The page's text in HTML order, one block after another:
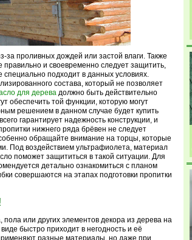
за проливных дождей или застой влаги. Также
и своевременно следует защитить,
подходит в данных условиях.
состава, который не позволяет
для дерева должно быть действительно
обеспечить той функции, которую могут
решением в данном случае будет купить
гарантирует надежность конструкции, и
нижнего ряда брёвен не следует
обращайте внимание на торцы, которые
Под воздействием ультрафиолета, материал
поможет защититься в такой ситуации. Для
детально ознакомиться с планом
совершаются на этапах подготовки пропитки
или других элементов декора из дерева на
быстро приходит в негодность и её
разные материалы, но даже при